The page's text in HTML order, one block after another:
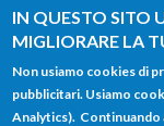
IN QUESTO SITO
MIGLIORARE LA
Non usiamo cookies di
pubblicitari. Usiamo
Analytics). Continuando
Salta al contenuto